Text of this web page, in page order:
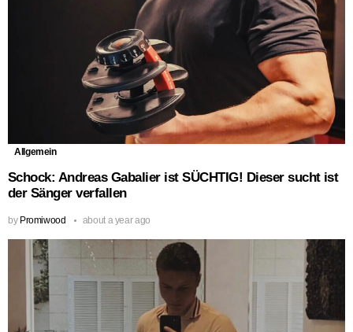
Allgemein
Schock: Andreas Gabalier ist SÜCHTIG! Dieser sucht ist
der Sänger verfallen
by Promiwood about a year ago